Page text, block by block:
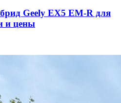
Geely EX5 EM-R для
и цены